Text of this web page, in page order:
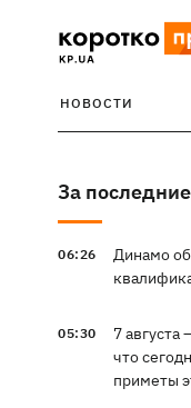
НОВОСТИ
За
06:26
Динамо
05:30
7 августа
что
приметы